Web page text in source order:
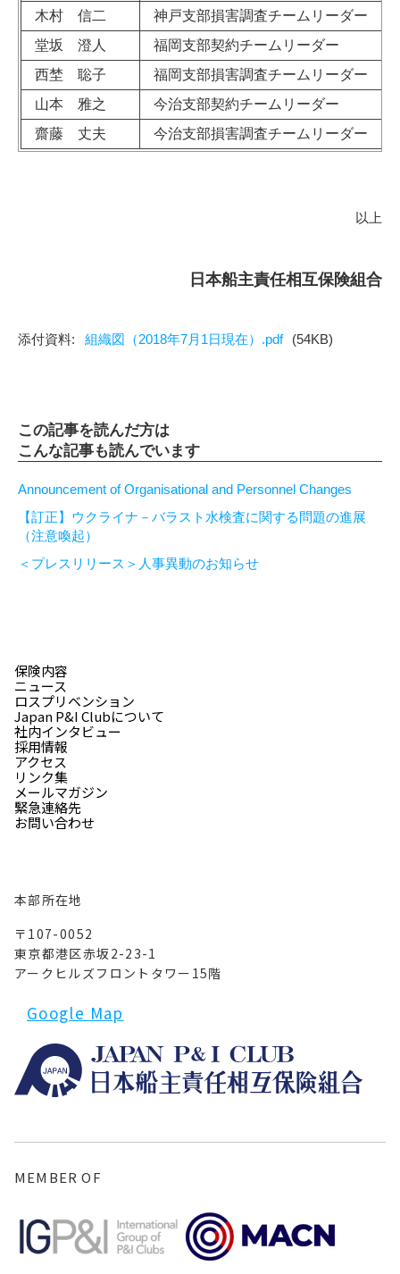
木村 信二
神戸支部損害調査チームリーダー
堂坂 澄人
福岡支部契約チームリーダー
西埜 聡子
福岡支部損害調査チームリーダー
山本 雅之
今治支部契約チームリーダー
齋藤 丈夫
今治支部損害調査チームリーダー
以上
日本船主責任相互保険組合
組織図（2018年7月1日現在）.pdf (54KB)
この記事を読んだ方は
こんな記事も読んでいます
Announcement of Organisational and Personnel Changes
【訂正】ウクライナ－バラスト水検査に関する問題の進展
（注意喚起）
＜プレスリリース＞人事異動のお知らせ
本部所在地
〒107-0052
東京都港区赤坂2-23-1
アークヒルズフロントタワー15階
Google Map
保険内容
社内インタビュー
緊急連絡先
ニュース
採用情報
リンク集
ロスプリベンション
アクセス
メールマガジン
Japan P&I Clubについて
お問い合わせ
MEMBER OF